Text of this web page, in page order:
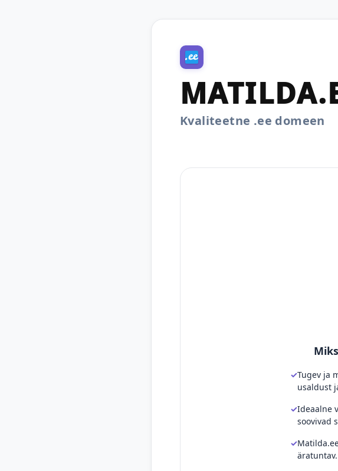
Kvaliteetne .ee domeen
Tugev ja
usaldust
Ideaalne
soovivad
äratuntav.